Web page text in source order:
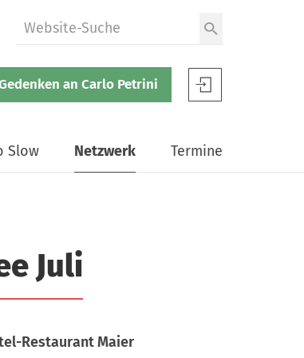
W
e
b
s
e
d
h
s
u
h
an Carlo Petrini
S
w
Slow Netzwerk Termine
Juli
Restaurant Maier